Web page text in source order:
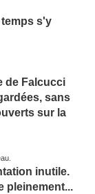
temps s'y
de Falcucci
sans
sur la
inutile.
pleinement...